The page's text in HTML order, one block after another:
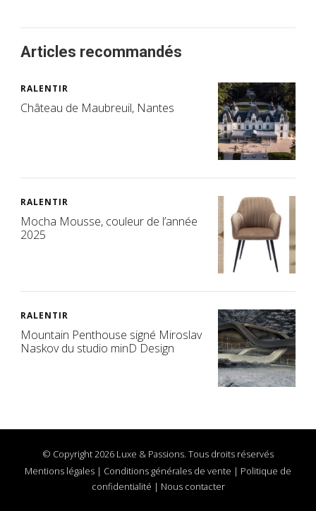
Articles recommandés
RALENTIR
Château de Maubreuil, Nantes
RALENTIR
Mocha Mousse, couleur de l’année
2025
RALENTIR
Mountain Penthouse signé Miroslav
Naskov du studio minD Design
© Copyright 2026 Luxe & Passions. Tous droits réservés
Mentions légales | Conditions générales de vente | Politique de
confidentialité | Nous contacter